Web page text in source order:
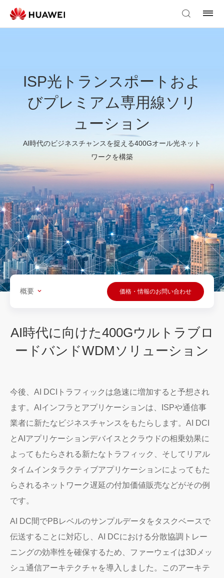
ISP光トランスポートおよ
びプレミアム専用線ソリ
ューション
AI時代のビジネスチャンスを捉える400Gオール光ネット
ワークを構築
概要 価格・情報のお問い合わせ
AI時代に向けた400Gウルトラブロ
ードバンドWDMソリューション
今後、AI DCIトラフィックは急速に増加すると予想され
ます。AIインフラとアプリケーションは、ISPや通信事
業者に新たなビジネスチャンスをもたらします。AI DCI
とAIアプリケーションデバイスとクラウドの相乗効果に
よってもたらされる新たなトラフィック、そしてリアル
タイムインタラクティブアプリケーションによってもた
らされるネットワーク遅延の付加価値販売などがその例
です。
AI DC間でPBレベルのサンプルデータをタスクベースで
伝送することに対応し、AI DCにおける分散協調トレー
ニングの効率性を確保するため、ファーウェイは3Dメッ
シュ通信アーキテクチャを導入しました。このアーキテ